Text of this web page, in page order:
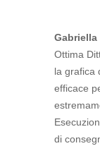
Gabriella
Ottima
la grafica
efficace
di